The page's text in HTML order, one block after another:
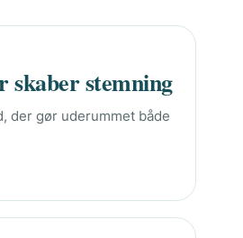
skaber stemning
der gør uderummet både